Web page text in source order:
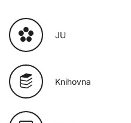
JU
Knihovna